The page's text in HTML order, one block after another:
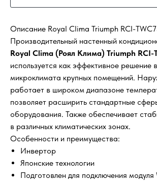
Описание Royal Clima Triumph RCI-
Производительный настенный
Royal Clima (Роял Клима) Triumph RCI-
используется как эффективное решение
микроклимата крупных помещений.
работает в широком диапазоне
позволяет расширить стандартные
оборудования. Также обеспечивает
в различных климатических зонах.
Особенности и преимущества:
Инвертор
Японские технологии
Подготовлен для подключения модуля